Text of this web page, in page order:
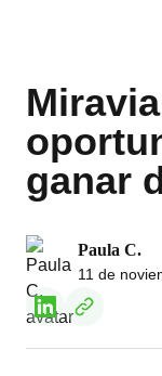
ganar
Paula C.
11 de